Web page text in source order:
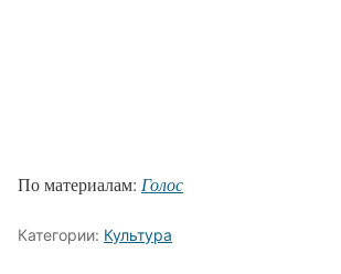
По материалам: Голос
Категории: Культура